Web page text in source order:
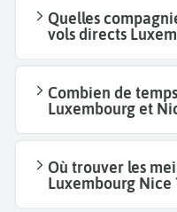
Quelles
vols directs
Combien de
Luxembourg et
Où trouver les
Luxembourg Nice